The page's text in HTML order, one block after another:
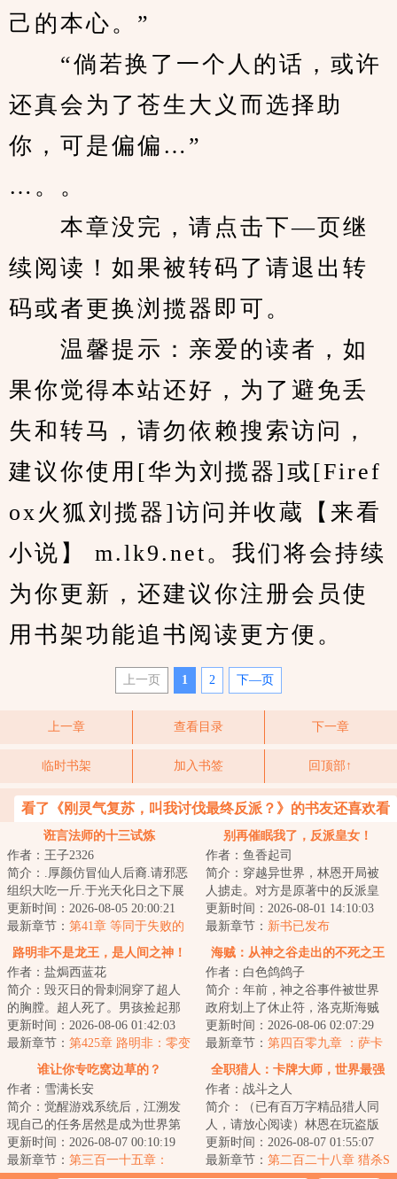
己的本心。”
“倘若换了一个人的话，或许
还真会为了苍生大义而选择助
你，可是偏偏…”
…。。
本章没完，请点击下—页继
续阅读！如果被转码了请退出转
码或者更换浏揽器即可。
温馨提示：亲爱的读者，如
果你觉得本站还好，为了避免丢
失和转马，请勿依赖搜索访问，
建议你使用[华为刘揽器]或[Firef
ox火狐刘揽器]访问并收蔵【来看
小说】 m.lk9.net。我们将会持续
为你更新，还建议你注册会员使
用书架功能追书阅读更方便。
上一页 1 2 下—页
上一章 查看目录 下一章
临时书架 加入书签 回顶部↑
看了《刚灵气复苏，叫我讨伐最终反派？》的书友还喜欢看
诳言法师的十三试炼
作者：王子2326
简介：.厚颜仿冒仙人后裔.请邪恶
组织大吃一斤.于光天化日之下展
露神性.以一己之力喝倒整个学校.
窃取魔法...
更新时间：2026-08-05 20:00:21
最新章节： 第41章 等同于失败的
智斗成功
别再催眠我了，反派皇女！
作者：鱼香起司
简介：穿越异世界，林恩开局被
人掳走。对方是原著中的反派皇
女，要拿他做催眠实验。为了活
命，林恩不得不...
更新时间：2026-08-01 14:10:03
最新章节： 新书已发布
路明非不是龙王，是人间之神！
作者：盐焗西蓝花
简介：毁灭日的骨刺洞穿了超人
的胸膛。超人死了。男孩捡起那
抹破碎的鲜红披风。龙王也死
了。于是...超人...
更新时间：2026-08-06 01:42:03
最新章节： 第425章 路明非：零变
成了氪星人，我到底在做什么
海贼：从神之谷走出的不死之王
作者：白色鸽鸽子
简介：年前，神之谷事件被世界
政府划上了休止符，洛克斯海贼
团在此刻落下帷幕。然而高高在
上的天龙人并没...
更新时间：2026-08-06 02:07:29
最新章节： 第四百零九章 ：萨卡
斯基，我才是元帅
谁让你专吃窝边草的？
作者：雪满长安
简介：觉醒游戏系统后，江溯发
现自己的任务居然是成为世界第
一的公司主理人。难度有点大，
不过没关系，好...
更新时间：2026-08-07 00:10:19
最新章节： 第三百一十五章：
全职猎人：卡牌大师，世界最强
作者：战斗之人
简介：（已有百万字精品猎人同
人，请放心阅读）林恩在玩盗版
卡牌游戏时，穿越到全职猎人世
界。金手指与念...
更新时间：2026-08-07 01:55:07
最新章节： 第二百二十八章 猎杀S